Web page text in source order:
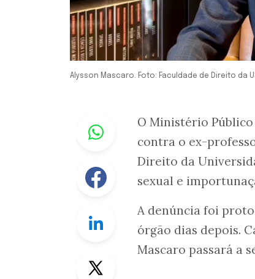
Alysson Mascaro. Foto: Faculdade de Direito da
Whastapp
Facebook
Linkedin
Twitter
O Ministério
contra o ex-
Direito da
sexual e
A denúncia foi
órgão dias depois.
Mascaro passará a